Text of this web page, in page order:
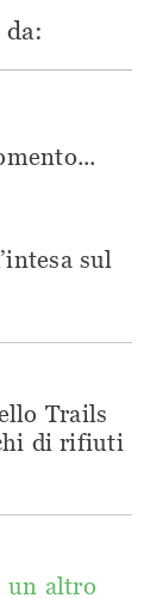
sul
Trails
di rifiuti
un altro